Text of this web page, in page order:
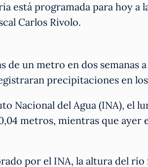
está programada para hoy a
Carlos Rivolo.
de un metro en dos semanas
precipitaciones en
Nacional del Agua (INA), el
metros, mientras que ayer
por el INA, la altura del río